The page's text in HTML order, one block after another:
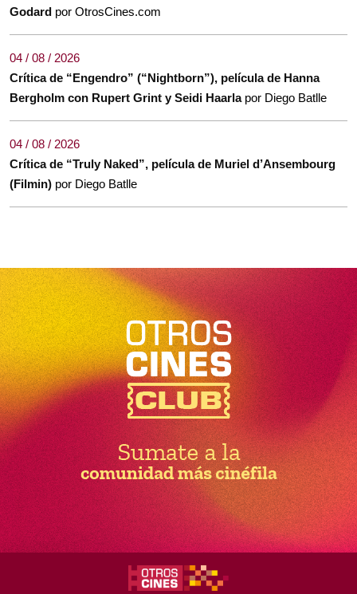
Godard por OtrosCines.com
04 / 08 / 2026
Crítica de “Engendro” (“Nightborn”), película de Hanna
Bergholm con Rupert Grint y Seidi Haarla por Diego Batlle
04 / 08 / 2026
Crítica de “Truly Naked”, película de Muriel d’Ansembourg
(Filmin) por Diego Batlle